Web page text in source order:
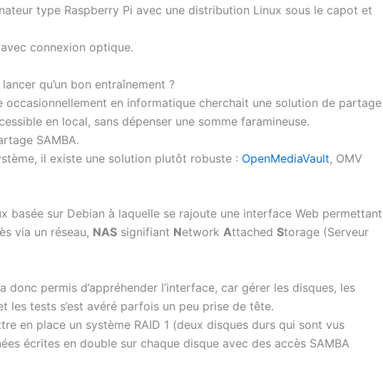
type Raspberry Pi avec une distribution Linux sous le capot et
connexion optique.
qu’un bon entraînement ?
occasionnellement en informatique cherchait une solution de partage
en local, sans dépenser une somme faramineuse.
SAMBA.
il existe une solution plutôt robuste : OpenMediaVault, OMV
basée sur Debian à laquelle se rajoute une interface Web permettant
via un réseau, NAS signifiant Network Attached Storage (Serveur
donc permis d’appréhender l’interface, car gérer les disques, les
les tests s’est avéré parfois un peu prise de tête.
en place un système RAID 1 (deux disques durs qui sont vus
écrites en double sur chaque disque avec des accès SAMBA